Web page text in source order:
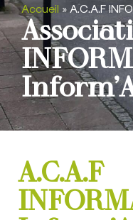
Accueil » A.C.A.F
A.C.A.F